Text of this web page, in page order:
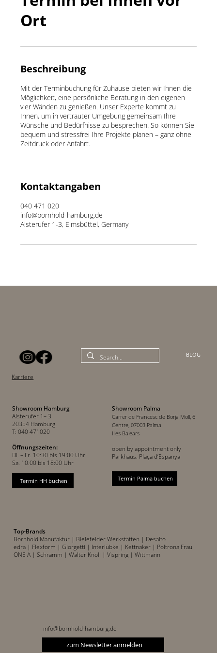
Ort
Beschreibung
Mit der Terminbuchung für Zuhause bieten wir Ihnen die
Möglichkeit, eine persönliche Beratung in den eigenen
vier Wänden zu genießen. Unser Experte kommt zu
Ihnen, um in vertrauter Umgebung gemeinsam Ihre
Wünsche und Bedürfnisse zu besprechen. So können Sie
bequem und stressfrei Ihre Projekte planen – ganz ohne
Zeitdruck oder Anfahrt.
Kontaktangaben
040 471 020
info@bornhold-hamburg.de
Alsterufer 1-3, Eimsbüttel, Germany
Showroom Hamburg
Alsterufer 1– 3
20354 Hamburg
T: 040 471020
Öffnungszeiten:
Di. – Fr. 10:30 bis 19:00 Uhr:
Sa. 10.00 bis 18:00 Uhr
Termin HH buchen
Showroom Palma
Carrer de Francesc de Borja Moll, 6
Centre, 07003 Palma
Illes Balears
open by appointment only
Parkhaus: Plaça d’Espanya
Termin Palma buchen
BLOG
Karriere
info@bornhold-hamburg.de
zum Newsletter anmelden
Top-Brands
Bornhold Manufaktur | Bielefelder Werkstätten | Desalto
edra | Flexform | Giorgetti | Interlübke | Kettnaker | Poltrona Frau
ONE A| Schramm | Walter Knoll | Vispring| Wittmann